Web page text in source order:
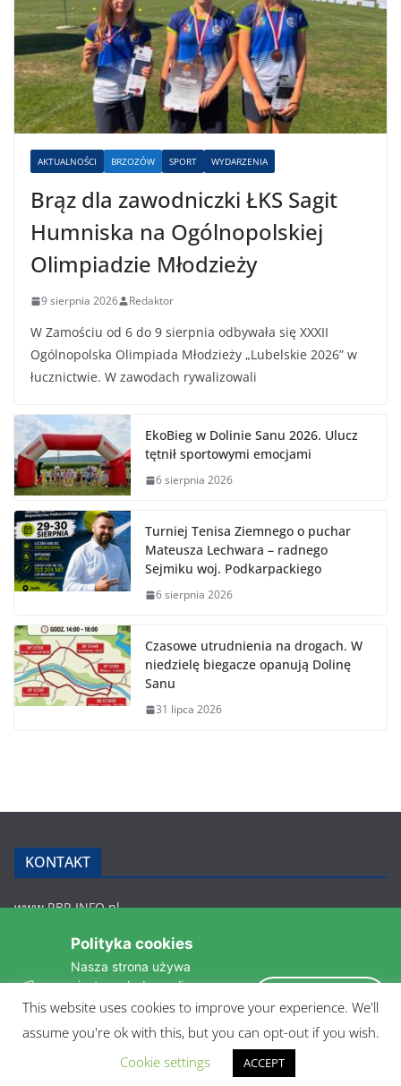
AKTUALNOŚCI BRZOZÓW SPORT WYDARZENIA
Brąz dla zawodniczki ŁKS Sagit
Humniska na Ogólnopolskiej
Olimpiadzie Młodzieży
9 sierpnia 2026 Redaktor
W Zamościu od 6 do 9 sierpnia odbywała się XXXII
Ogólnopolska Olimpiada Młodzieży „Lubelskie 2026” w
łucznictwie. W zawodach rywalizowali
EkoBieg w Dolinie Sanu 2026. Ulucz
tętnił sportowymi emocjami
6 sierpnia 2026
Turniej Tenisa Ziemnego o puchar
Mateusza Lechwara – radnego
Sejmiku woj. Podkarpackiego
6 sierpnia 2026
Czasowe utrudnienia na drogach. W
niedzielę biegacze opanują Dolinę
Sanu
31 lipca 2026
KONTAKT
www.RBR.INFO.pl
36-200 Brzozów
rbr.info.pl@gmail.com
POLITYKA PRYWATNOŚCI
This website uses cookies to improve your experience. We'll
assume you're ok with this, but you can opt-out if you wish.
Cookie settings
ACCEPT
Polityka cookies
Nasza strona używa
ciasteczek do analizy
statystyk i zapewnienia
pomiędzi wizytami.
Czytaj więcej »
Akceptuję